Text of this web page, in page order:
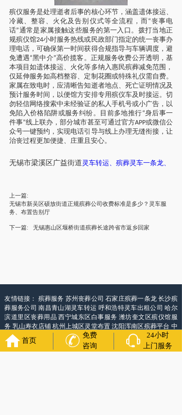
殡仪服务是处理逝者后事的核心环节，涵盖遗体接运、
冷藏、整容、火化及告别仪式等全流程，而 “丧事电
话”通常是家属接触这些服务的第一入口。拨打当地正
规殡仪馆24小时服务热线或民政部门指定的统一丧事办
理电话，可确保第一时间获得合规指导与车辆调度，避
免遭遇“黑中介”高价揽客。正规服务收费公开透明，基
本项目如遗体接运、火化等多纳入惠民殡葬减免范围，
仅延伸服务如高档整容、定制花圈或特殊礼仪需自费。
家属在致电时，应清晰告知逝者地点、死亡证明情况及
预计服务时间，以便馆方安排专用殡仪车及时接运。切
勿轻信网络搜索中未经验证的私人手机号或小广告，以
免陷入价格陷阱或服务纠纷。目前多地推行“身后事一
件事”线上联办，部分城市甚至可通过官方APP或微信公
众号一键预约，实现电话引导与线上办理无缝衔接，让
治丧过程更加便捷、庄重且安心。
无锡市梁溪区 广益街道 灵车转运、 殡葬灵车一条龙、
上一篇:
无锡市新吴区硕放街道正规殡葬公司收费标准是多少？灵车服
务、布置告别厅
下一篇: 无锡惠山区堰桥街道殡葬长途跨省市返乡回家
友情链接： 殡葬服务 苏州丧葬公司石家庄殡葬一条龙长沙殡
葬服务公司南昌青山湖灵车转运 呼和浩特灵车出租公司哈尔
滨道里区丧葬用品西宁城东区白事服务潍坊奎文区殡仪馆服
务 乳山寿衣店铺杭州上城区灵堂布置沈阳浑南区殡葬平台 中
国墓地网中国非急救转运网网站建设 中国殡葬一条龙网中国
救护车网葬花店 葬花服务网
首页
免费
咨询
24小时
上门服务